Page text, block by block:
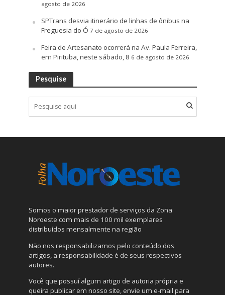
agosto de 2026
SPTrans desvia itinerário de linhas de ônibus na
Freguesia do Ó 7 de agosto de 2026
Feira de Artesanato ocorrerá na Av. Paula Ferreira,
em Pirituba, neste sábado, 8 6 de agosto de 2026
Pesquise
Somos o maior prestador de serviços da Zona
Noroeste com mais de 100 mil exemplares
distribuídos mensalmente na região
Não nos responsabilizamos pelo conteúdo dos
artigos, a responsabilidade é de seus respectivos
autores.
Você que possuí algum artigo de autoria própria e
queira publicar em nosso site, envie um e-mail para